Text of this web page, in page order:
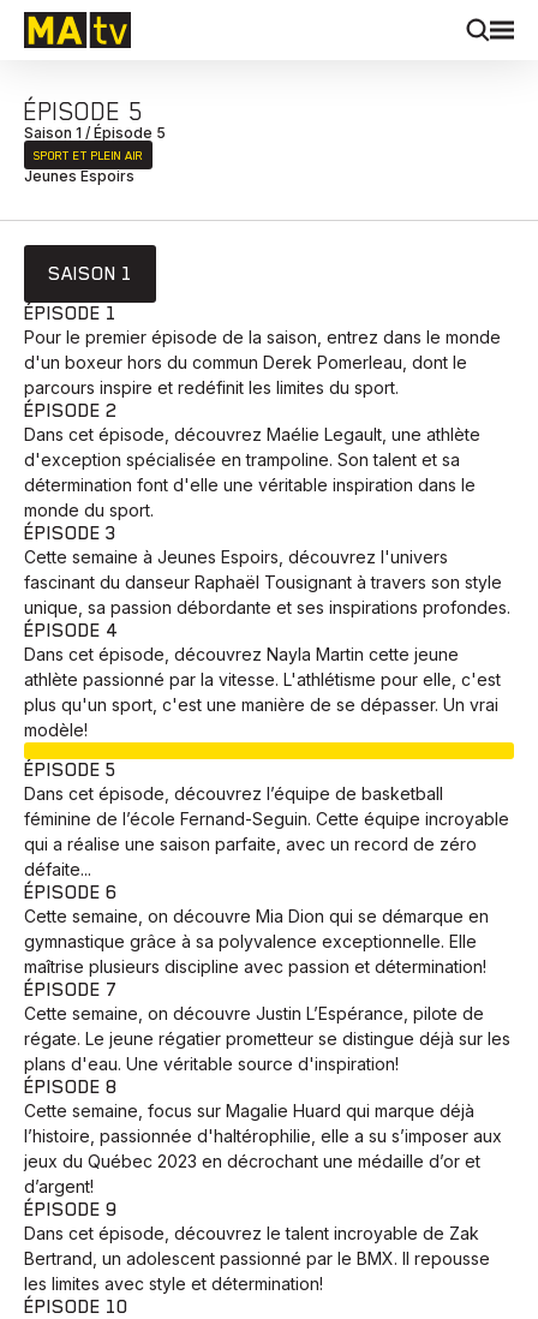
ÉPISODE 5
Saison 1 / Épisode 5
SPORT ET PLEIN AIR
Jeunes Espoirs
SAISON 1
ÉPISODE 1
Pour le premier épisode de la saison, entrez dans le monde
d'un boxeur hors du commun Derek Pomerleau, dont le
parcours inspire et redéfinit les limites du sport.
ÉPISODE 2
Dans cet épisode, découvrez Maélie Legault, une athlète
d'exception spécialisée en trampoline. Son talent et sa
détermination font d'elle une véritable inspiration dans le
monde du sport.
ÉPISODE 3
Cette semaine à Jeunes Espoirs, découvrez l'univers
fascinant du danseur Raphaël Tousignant à travers son style
unique, sa passion débordante et ses inspirations profondes.
ÉPISODE 4
Dans cet épisode, découvrez Nayla Martin cette jeune
athlète passionné par la vitesse. L'athlétisme pour elle, c'est
plus qu'un sport, c'est une manière de se dépasser. Un vrai
modèle!
ÉPISODE 5
Dans cet épisode, découvrez l’équipe de basketball
féminine de l’école Fernand-Seguin. Cette équipe incroyable
qui a réalise une saison parfaite, avec un record de zéro
défaite...
ÉPISODE 6
Cette semaine, on découvre Mia Dion qui se démarque en
gymnastique grâce à sa polyvalence exceptionnelle. Elle
maîtrise plusieurs discipline avec passion et détermination!
ÉPISODE 7
Cette semaine, on découvre Justin L’Espérance, pilote de
régate. Le jeune régatier prometteur se distingue déjà sur les
plans d'eau. Une véritable source d'inspiration!
ÉPISODE 8
Cette semaine, focus sur Magalie Huard qui marque déjà
l’histoire, passionnée d'haltérophilie, elle a su s’imposer aux
jeux du Québec 2023 en décrochant une médaille d’or et
d’argent!
ÉPISODE 9
Dans cet épisode, découvrez le talent incroyable de Zak
Bertrand, un adolescent passionné par le BMX. Il repousse
les limites avec style et détermination!
ÉPISODE 10